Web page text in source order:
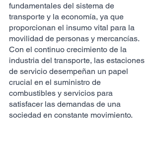
fundamentales del sistema de
transporte y la economía, ya que
proporcionan el insumo vital para la
movilidad de personas y mercancías.
Con el continuo crecimiento de la
industria del transporte, las estaciones
de servicio desempeñan un papel
crucial en el suministro de
combustibles y servicios para
satisfacer las demandas de una
sociedad en constante movimiento.